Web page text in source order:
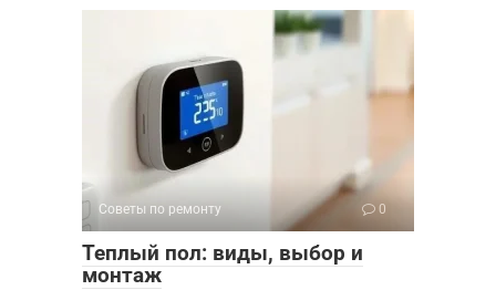
Советы по ремонту 0
Теплый пол: виды, выбор и
монтаж